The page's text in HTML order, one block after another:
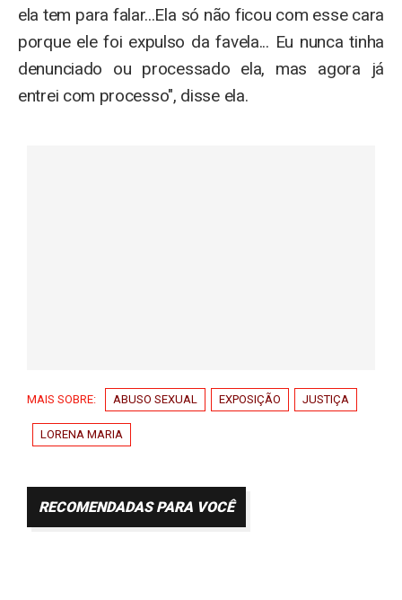
ela tem para falar...Ela só não ficou com esse cara
porque ele foi expulso da favela... Eu nunca tinha
denunciado ou processado ela, mas agora já
entrei com processo", disse ela.
MAIS SOBRE: ABUSO SEXUAL EXPOSIÇÃO JUSTIÇA
LORENA MARIA
RECOMENDADAS PARA VOCÊ